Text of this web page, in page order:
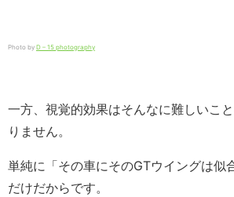
Photo by D – 15 photography
一方、視覚的効果はそんなに難しいこ
りません。
単純に「その車にそのGTウイングは似
だけだからです。